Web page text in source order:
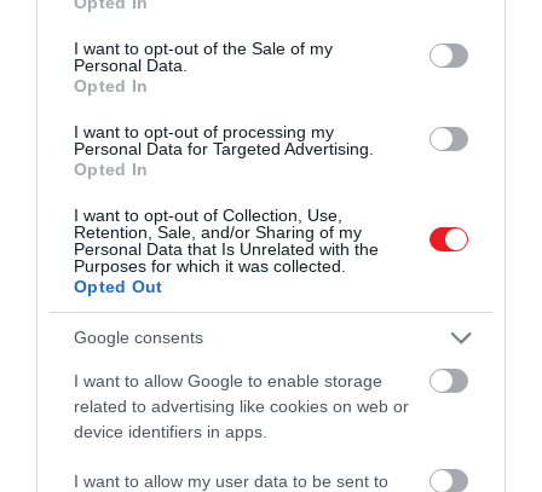
use your data for below specified purposes in below Google
consent section.
I want to opt-out of the Sale of my
Personal Data.
Opted In
I want to opt-out of processing my
Personal Data for Targeted Advertising.
Opted In
I want to opt-out of Collection, Use,
Retention, Sale, and/or Sharing of my
Personal Data that Is Unrelated with the
Purposes for which it was collected.
Opted Out
Google consents
I want to allow Google to enable storage
related to advertising like cookies on web or
device identifiers in apps.
I want to allow my user data to be sent to
Évente kétszer ki kell takarítania a fagyasztót, hogy
az élelmiszereket addig használd fel, amíg jó
hogy amennyiben megfelelően vannak előkészítve,
becsomagolva és lezárva, a gyümölcsöket,
hónapig, a baromfit 6-9 hónapig, a halakat 3-6
hónapig, a darált húsokat 3-4 hónapig, a pácolt
húsokat 1-2 hónapig, a kereskedelmi forgalomban
kapható fagyasztott termékeket pedig 1-2 hónapig
tárolhatod biztonságosan. A rendszeres takarítással
​5. Nem címkézed fel és rendszerezed a
tételeket